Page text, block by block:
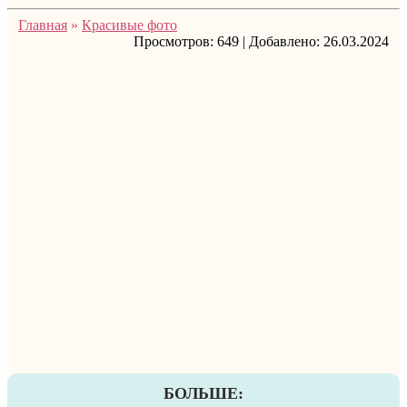
Главная » Красивые фото
Просмотров: 649 | Добавлено: 26.03.2024
БОЛЬШЕ: